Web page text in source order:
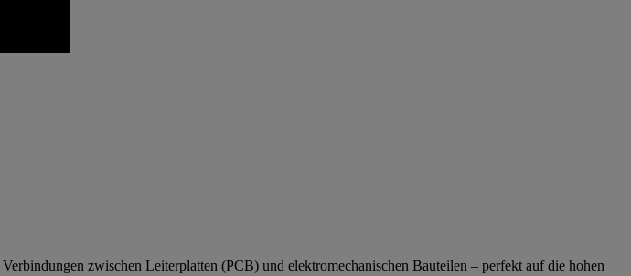
zwischen Leiterplatten (PCB) und elektromechanischen Bauteilen – perfekt auf die hohen